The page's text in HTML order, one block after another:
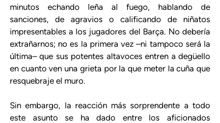
minutos echando leña al fuego, hablando de
sanciones, de agravios o calificando de niñatos
impresentables a los jugadores del Barça. No debería
extrañarnos; no es la primera vez –ni tampoco será la
última– que sus potentes altavoces entren a degüello
en cuanto ven una grieta por la que meter la cuña que
resquebraje el muro.
Sin embargo, la reacción más sorprendente a todo
este asunto se ha dado entre los aficionados